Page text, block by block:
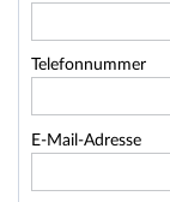
Telefonnummer
E-Mail-Adresse